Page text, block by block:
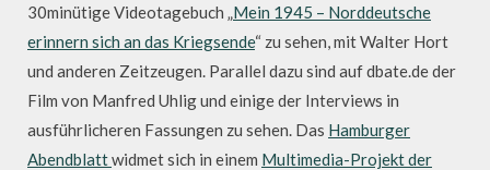
30minütige Videotagebuch „ Mein 1945 – Norddeutsche
erinnern sich an das Kriegsende“ zu sehen, mit Walter Hort
und anderen Zeitzeugen. Parallel dazu sind auf dbate.de der
Film von Manfred Uhlig und einige der Interviews in
ausführlicheren Fassungen zu sehen. Das Hamburger
Abendblattwidmet sich in einem Multimedia-Projekt der